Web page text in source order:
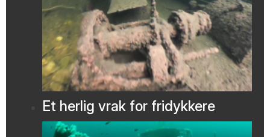
Et herlig vrak for fridykkere